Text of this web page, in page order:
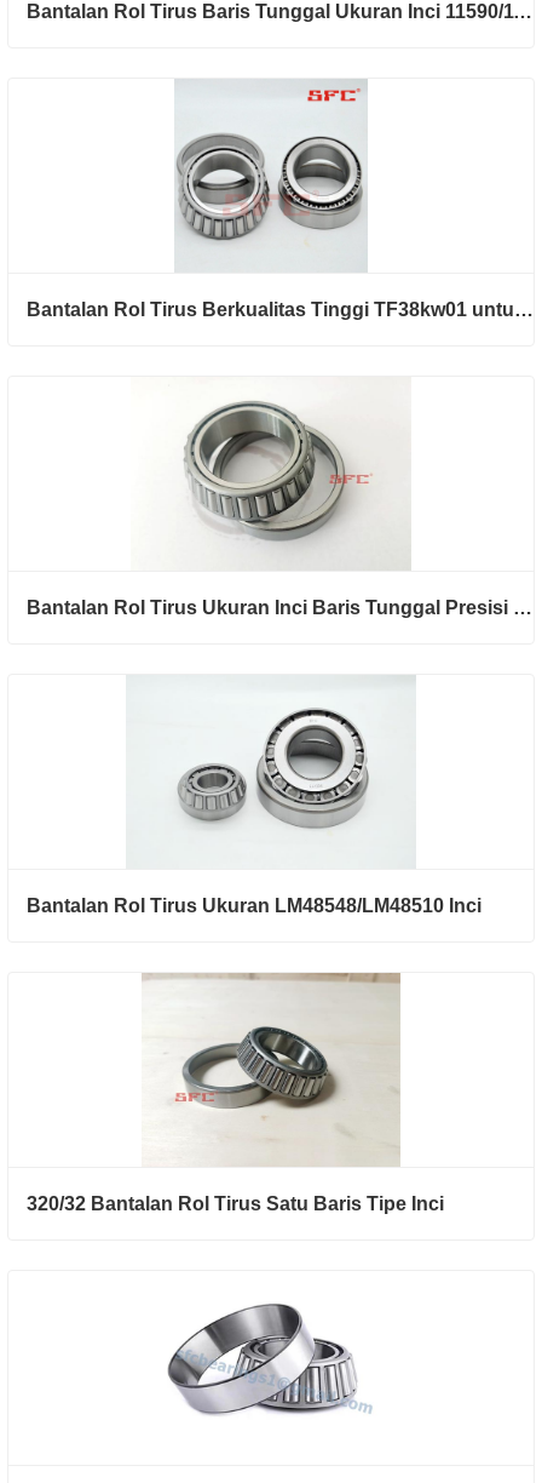
Bantalan Rol Tirus Baris Tunggal Ukuran Inci 11590/11520
Bantalan Rol Tirus Berkualitas Tinggi TF38kw01 untuk Hub Roda Belakang Otomotif dan Sistem Kemudi Otomotif
Bantalan Rol Tirus Ukuran Inci Baris Tunggal Presisi Tinggi L44643/L44610 untuk Otomotif
Bantalan Rol Tirus Ukuran LM48548/LM48510 Inci
320/32 Bantalan Rol Tirus Satu Baris Tipe Inci